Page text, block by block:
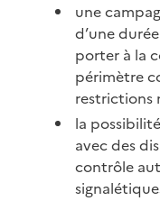
une
d’une
porter à la
périmètre
restrictions
la
avec des
contrôle